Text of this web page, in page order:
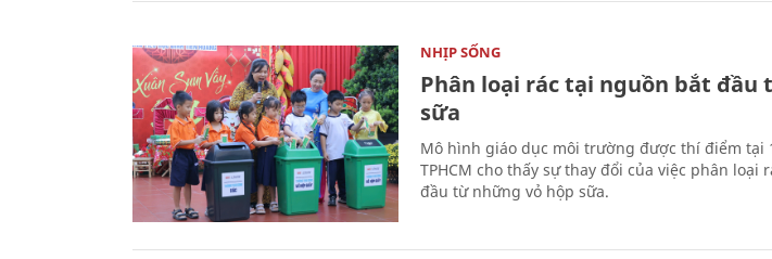
NHỊP SỐNG
Phân loại rác tại nguồn bắt đầu
sữa
Mô hình giáo dục môi trường được thí điểm tại
TPHCM cho thấy sự thay đổi của việc phân loại
đầu từ những vỏ hộp sữa.